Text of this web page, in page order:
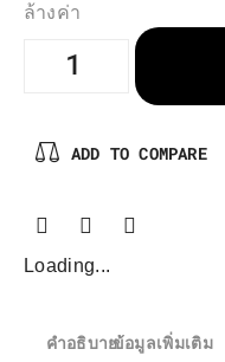
ล้างค่า
ADD TO COMPARE
Loading...
คำอธิบายข้อมูลเพิ่มเติม